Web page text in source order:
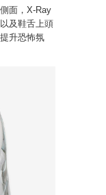
面，X-Ray
及鞋舌上頭
升恐怖氛